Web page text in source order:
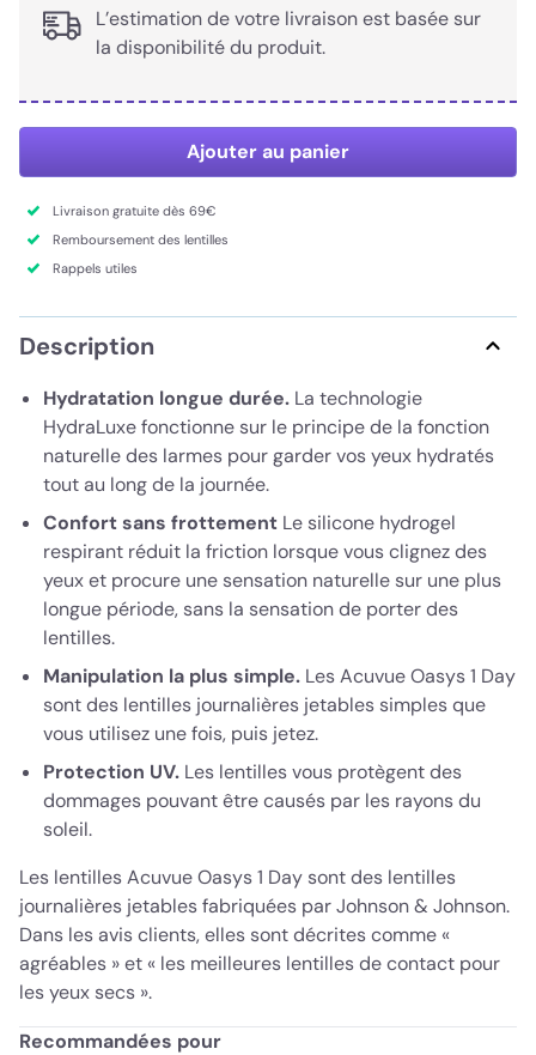
L’estimation de votre livraison est basée sur
la disponibilité du produit.
Ajouter au panier
Livraison gratuite dès 69€
Remboursement des lentilles
Rappels utiles
Description
Hydratation longue durée. La technologie
HydraLuxe fonctionne sur le principe de la fonction
naturelle des larmes pour garder vos yeux hydratés
tout au long de la journée.
Confort sans frottement Le silicone hydrogel
respirant réduit la friction lorsque vous clignez des
yeux et procure une sensation naturelle sur une plus
longue période, sans la sensation de porter des
lentilles.
Manipulation la plus simple. Les Acuvue Oasys 1 Day
sont des lentilles journalières jetables simples que
vous utilisez une fois, puis jetez.
Protection UV. Les lentilles vous protègent des
dommages pouvant être causés par les rayons du
soleil.
Les lentilles Acuvue Oasys 1 Day sont des lentilles
journalières jetables fabriquées par Johnson & Johnson.
Dans les avis clients, elles sont décrites comme «
agréables » et « les meilleures lentilles de contact pour
les yeux secs ».
Recommandées pour